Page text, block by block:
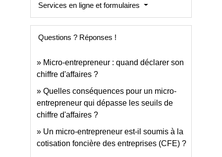
Services en ligne et formulaires
Questions ? Réponses !
Micro-entrepreneur : quand déclarer son
chiffre d'affaires ?
Quelles conséquences pour un micro-
entrepreneur qui dépasse les seuils de
chiffre d'affaires ?
Un micro-entrepreneur est-il soumis à la
cotisation foncière des entreprises (CFE) ?